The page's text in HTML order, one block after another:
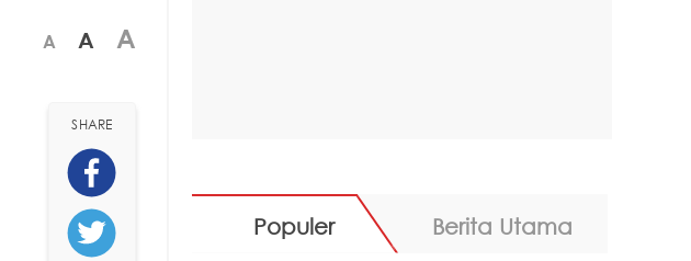
A A A
SHARE
Populer Berita Utama